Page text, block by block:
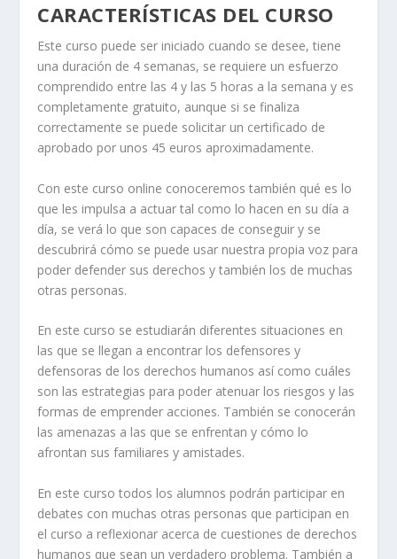
CARACTERÍSTICAS DEL CURSO
Este curso puede ser iniciado cuando se desee, tiene
una duración de 4 semanas, se requiere un esfuerzo
comprendido entre las 4 y las 5 horas a la semana y es
completamente gratuito, aunque si se finaliza
correctamente se puede solicitar un certificado de
aprobado por unos 45 euros aproximadamente.
Con este curso online conoceremos también qué es lo
que les impulsa a actuar tal como lo hacen en su día a
día, se verá lo que son capaces de conseguir y se
descubrirá cómo se puede usar nuestra propia voz para
poder defender sus derechos y también los de muchas
otras personas.
En este curso se estudiarán diferentes situaciones en
las que se llegan a encontrar los defensores y
defensoras de los derechos humanos así como cuáles
son las estrategias para poder atenuar los riesgos y las
formas de emprender acciones. También se conocerán
las amenazas a las que se enfrentan y cómo lo
afrontan sus familiares y amistades.
En este curso todos los alumnos podrán participar en
debates con muchas otras personas que participan en
el curso a reflexionar acerca de cuestiones de derechos
humanos que sean un verdadero problema. También a